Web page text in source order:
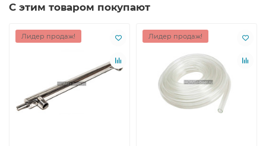
С этим товаром покупают
Лидер продаж! Лидер продаж!